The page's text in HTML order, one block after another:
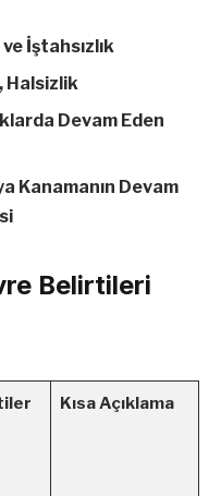
İştahsızlık
Halsizlik
Devam Eden
Kanamanın Devam
Belirtileri
Kısa Açıklama